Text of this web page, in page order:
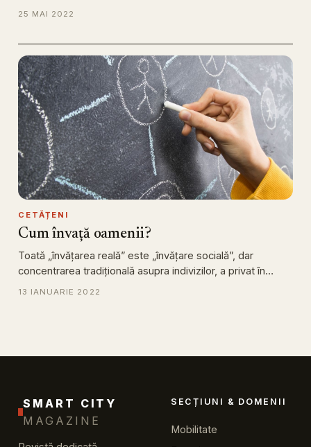
25 MAI 2022
CETĂȚENI
Cum învață oamenii?
Toată „învățarea reală” este „învățare socială”, dar
concentrarea tradițională asupra indivizilor, a privat în…
13 IANUARIE 2022
SMART CITY
MAGAZINE
SECȚIUNI & DOMENII
Mobilitate